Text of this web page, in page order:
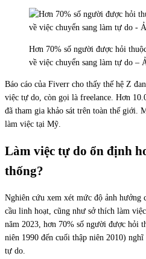
Hơn 70% số người được hỏi
về việc chuyển sang làm tự do –
Báo cáo của Fiverr cho thấy thế hệ Z
việc tự do, còn gọi là freelance. Hơn
đã tham gia khảo sát trên toàn thế giới.
làm việc tại Mỹ.
Làm việc tự do ổn định
thống?
Nghiên cứu xem xét mức độ ảnh hưởng
cầu linh hoạt, cũng như sở thích làm
năm 2023, hơn 70% số người được hỏi
niên 1990 đến cuối thập niên 2010)
tự do.